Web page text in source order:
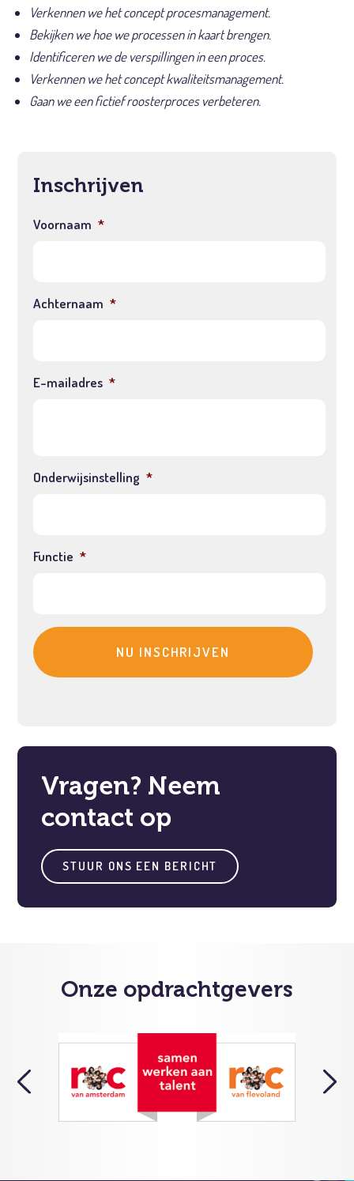
Verkennen we het concept procesmanagement​.
Bekijken we hoe we processen in kaart brengen​​.
Identificeren we de verspillingen in een proces​.
Verkennen we het concept kwaliteitsmanagement​.
Gaan we een fictief roosterproces verbeteren.
Inschrijven
Voornaam *
Achternaam *
E-mailadres *
Onderwijsinstelling *
Functie *
Vragen? Neem
contact op
STUUR ONS EEN BERICHT
Onze opdrachtgevers